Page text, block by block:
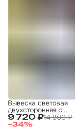
9 720 ₽14 800 ₽
−34%
Вывеска световая
двухсторонняя с
подсветкой "Аптека"
30х60 см